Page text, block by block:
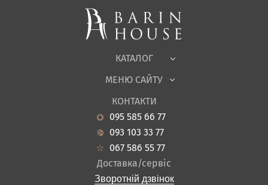
КАТАЛОГ
Корпусні меблі
Офісні меблі
Садові меблі
Вітальня
Кухня
Передпокої
Ванна
Акціі
МЕНЮ САЙТУ
Про нас
Новини
Гарантія
Кредит
Оплата і доставка
Відгуки
КОНТАКТИ
095 585 66 77
093 103 33 77
067 586 55 77
Доставка/сервіс
Зворотній дзвінок